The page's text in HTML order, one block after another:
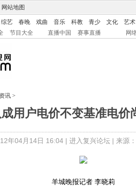
网站地图
综艺 春晚 戏曲 音乐 科教 青少 文化 艺术
节目大全 直播中国 赛事直播 网
资讯 >
成用户电价不变基准电价
年04月14日 16:04 | 进入复兴论坛| 来源
羊城晚报记者 李晓莉